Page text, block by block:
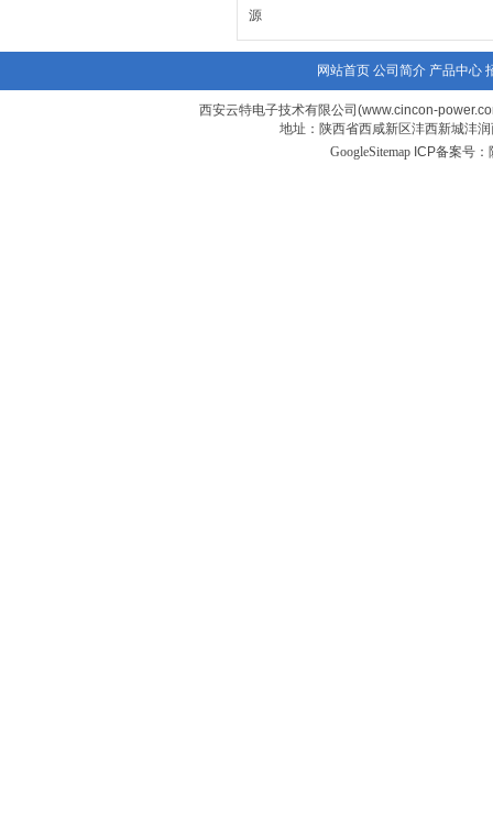
源
网站首页 公司简介 产品中心
西安云特电子技术有限公司(www.cincon-
地址：陕西省西咸新区沣西新城沣
GoogleSitemap ICP备案号：